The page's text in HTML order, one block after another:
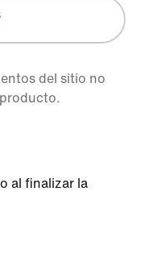
del sitio no
al finalizar la